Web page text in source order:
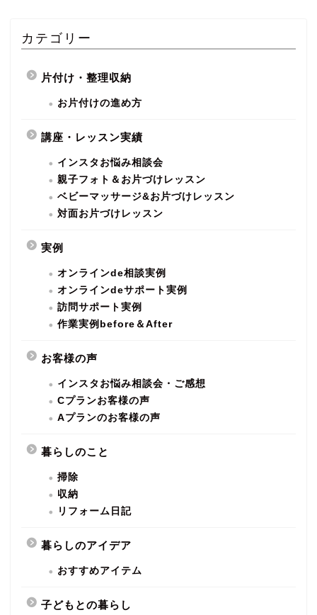
カテゴリー
片付け・整理収納
お片付けの進め方
講座・レッスン実績
インスタお悩み相談会
親子フォト＆お片づけレッスン
ベビーマッサージ&お片づけレッスン
対面お片づけレッスン
実例
オンラインde相談実例
オンラインdeサポート実例
訪問サポート実例
作業実例before＆After
お客様の声
インスタお悩み相談会・ご感想
Cプランお客様の声
Aプランのお客様の声
暮らしのこと
掃除
収納
リフォーム日記
暮らしのアイデア
おすすめアイテム
子どもとの暮らし